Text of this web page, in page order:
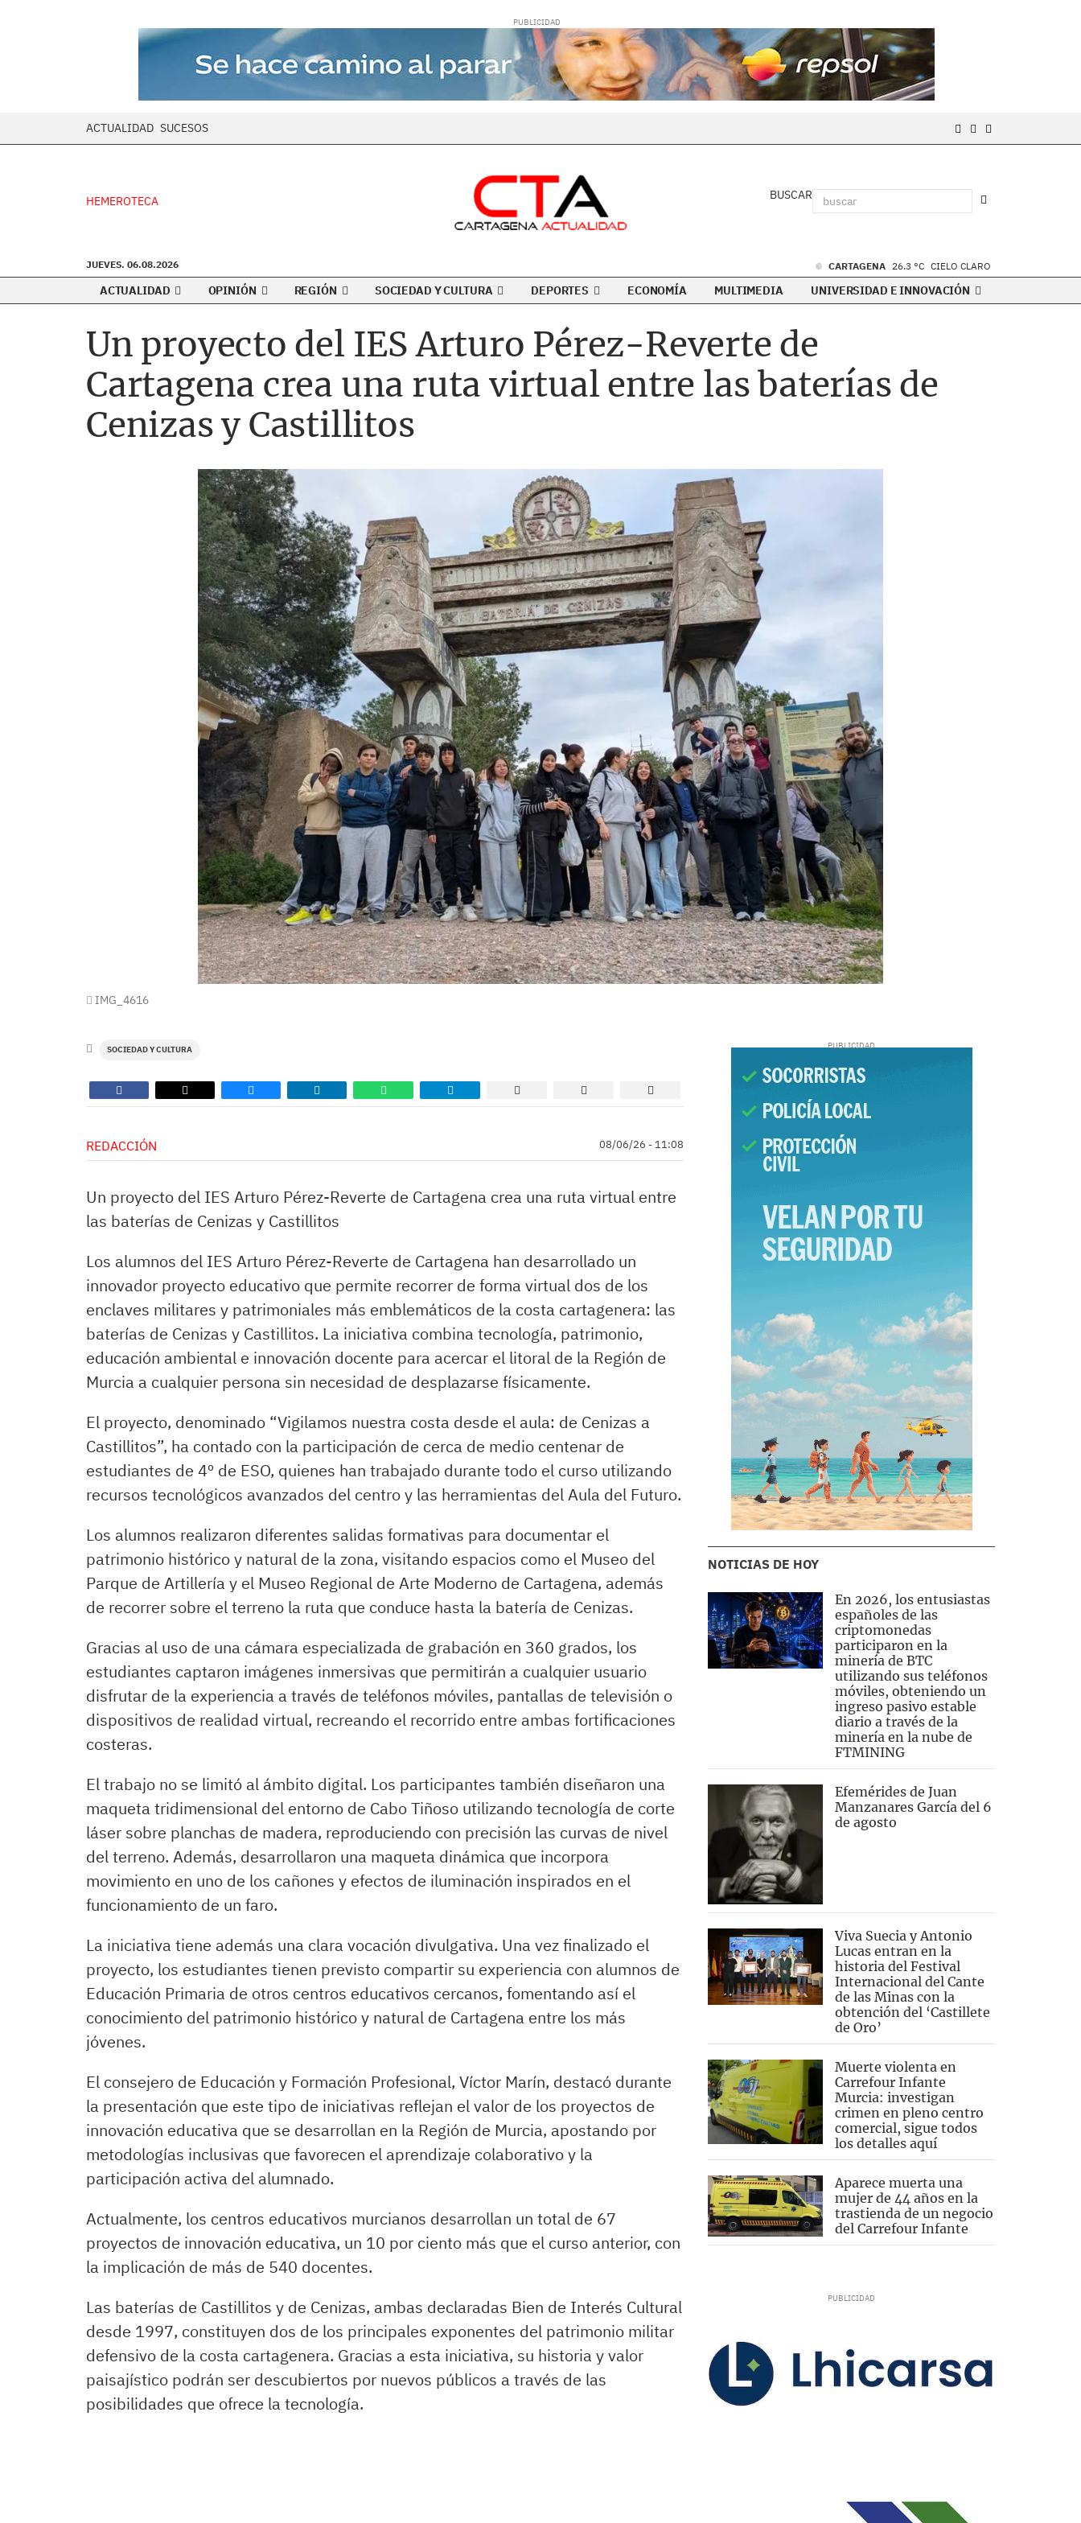
ACTUALIDAD SUCESOS
HEMEROTECA BUSCAR
JUEVES. 06.08.2026 CARTAGENA 26.3 °C CIELO CLARO
ACTUALIDAD OPINIÓN REGIÓN SOCIEDAD Y CULTURA DEPORTES ECONOMÍA MULTIMEDIA UNIVERSIDAD E INNOVACIÓN
Un proyecto del IES Arturo Pérez-Reverte de
Cartagena crea una ruta virtual entre las baterías de
Cenizas y Castillitos
IMG_4616
SOCIEDAD Y CULTURA
REDACCIÓN 08/06/26 - 11:08
Un proyecto del IES Arturo Pérez-Reverte de Cartagena crea una ruta virtual entre
las baterías de Cenizas y Castillitos
Los alumnos del IES Arturo Pérez-Reverte de Cartagena han desarrollado un
innovador proyecto educativo que permite recorrer de forma virtual dos de los
enclaves militares y patrimoniales más emblemáticos de la costa cartagenera: las
baterías de Cenizas y Castillitos. La iniciativa combina tecnología, patrimonio,
educación ambiental e innovación docente para acercar el litoral de la Región de
Murcia a cualquier persona sin necesidad de desplazarse físicamente.
El proyecto, denominado “Vigilamos nuestra costa desde el aula: de Cenizas a
Castillitos”, ha contado con la participación de cerca de medio centenar de
estudiantes de 4º de ESO, quienes han trabajado durante todo el curso utilizando
recursos tecnológicos avanzados del centro y las herramientas del Aula del Futuro.
Los alumnos realizaron diferentes salidas formativas para documentar el
patrimonio histórico y natural de la zona, visitando espacios como el Museo del
Parque de Artillería y el Museo Regional de Arte Moderno de Cartagena, además
de recorrer sobre el terreno la ruta que conduce hasta la batería de Cenizas.
Gracias al uso de una cámara especializada de grabación en 360 grados, los
estudiantes captaron imágenes inmersivas que permitirán a cualquier usuario
disfrutar de la experiencia a través de teléfonos móviles, pantallas de televisión o
dispositivos de realidad virtual, recreando el recorrido entre ambas fortificaciones
costeras.
El trabajo no se limitó al ámbito digital. Los participantes también diseñaron una
maqueta tridimensional del entorno de Cabo Tiñoso utilizando tecnología de corte
láser sobre planchas de madera, reproduciendo con precisión las curvas de nivel
del terreno. Además, desarrollaron una maqueta dinámica que incorpora
movimiento en uno de los cañones y efectos de iluminación inspirados en el
funcionamiento de un faro.
La iniciativa tiene además una clara vocación divulgativa. Una vez finalizado el
proyecto, los estudiantes tienen previsto compartir su experiencia con alumnos de
Educación Primaria de otros centros educativos cercanos, fomentando así el
conocimiento del patrimonio histórico y natural de Cartagena entre los más
jóvenes.
El consejero de Educación y Formación Profesional, Víctor Marín, destacó durante
la presentación que este tipo de iniciativas reflejan el valor de los proyectos de
innovación educativa que se desarrollan en la Región de Murcia, apostando por
metodologías inclusivas que favorecen el aprendizaje colaborativo y la
participación activa del alumnado.
Actualmente, los centros educativos murcianos desarrollan un total de 67
proyectos de innovación educativa, un 10 por ciento más que el curso anterior, con
la implicación de más de 540 docentes.
Las baterías de Castillitos y de Cenizas, ambas declaradas Bien de Interés Cultural
desde 1997, constituyen dos de los principales exponentes del patrimonio militar
defensivo de la costa cartagenera. Gracias a esta iniciativa, su historia y valor
paisajístico podrán ser descubiertos por nuevos públicos a través de las
posibilidades que ofrece la tecnología.
NOTICIAS DE HOY
En 2026, los entusiastas
españoles de las
criptomonedas
participaron en la
minería de BTC
utilizando sus teléfonos
móviles, obteniendo un
ingreso pasivo estable
diario a través de la
minería en la nube de
FTMINING
Efemérides de Juan
Manzanares García del 6
de agosto
Viva Suecia y Antonio
Lucas entran en la
historia del Festival
Internacional del Cante
de las Minas con la
obtención del ‘Castillete
de Oro’
Muerte violenta en
Carrefour Infante
Murcia: investigan
crimen en pleno centro
comercial, sigue todos
los detalles aquí
Aparece muerta una
mujer de 44 años en la
trastienda de un negocio
del Carrefour Infante